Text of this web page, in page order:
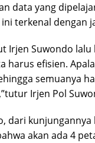
data yang
terkenal dengan
Irjen Suwondo lalu
harus efisien.
semuanya
Irjen Pol
dari kunjungannya
akan ada 4